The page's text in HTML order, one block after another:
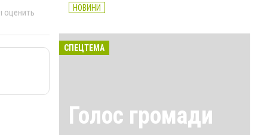
оценить НОВИНИ
СПЕЦТЕМА
Голос громади